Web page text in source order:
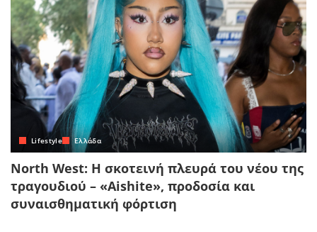
Lifestyle Ελλάδα
North West: Η σκοτεινή πλευρά του νέου της
τραγουδιού – «Aishite», προδοσία και
συναισθηματική φόρτιση